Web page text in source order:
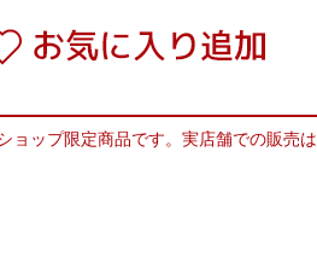
ョップ限定商品です。実店舗での販売は